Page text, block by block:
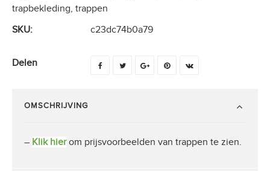
trapbekleding trappen
SKU:
c23dc74b0a79
Delen
OMSCHRIJVING
– Klik hierom prijsvoorbeelden van trappen te zien.